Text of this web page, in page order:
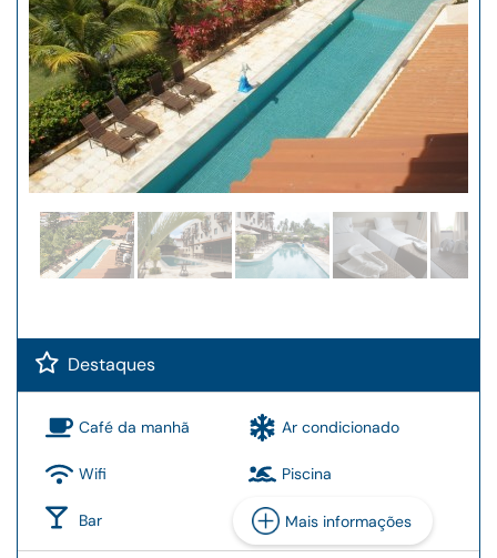
Destaques
Café da manhã Ar condicionado
Wifi Piscina
Bar Mais informações